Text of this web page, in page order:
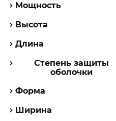
Мощность
Высота
Длина
Степень защиты
оболочки
Форма
Ширина